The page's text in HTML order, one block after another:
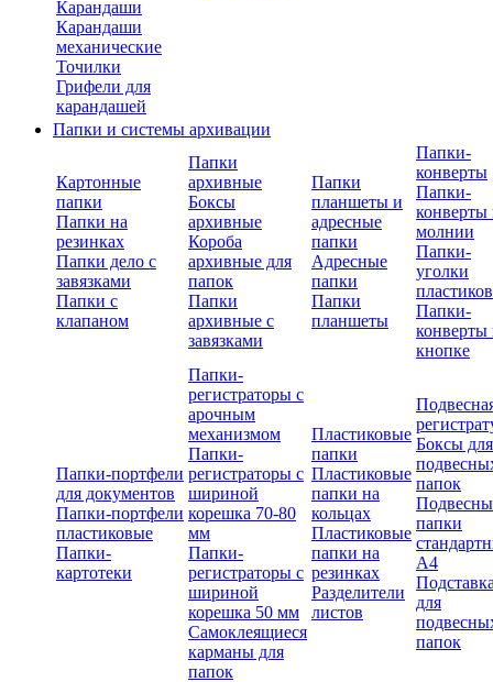
Карандаши
Карандаши
механические
Точилки
Грифели для
карандашей
Папки и системы архивации
Картонные
папки
Папки на
резинках
Папки дело с
завязками
Папки с
клапаном
Папки
архивные
Боксы
архивные
Короба
архивные для
папок
Папки
архивные с
завязками
Папки
планшеты и
адресные
папки
Адресные
папки
Папки
планшеты
Папки-
конверты
Папки-
конверты
молнии
Папки-
уголки
Папки-
конверты
кнопке
Папки-портфели
для документов
Папки-портфели
пластиковые
Папки-
картотеки
Папки-
регистраторы с
арочным
механизмом
Папки-
регистраторы с
шириной
корешка 70-80
мм
Папки-
регистраторы с
шириной
корешка 50 мм
Самоклеящиеся
карманы для
папок
Пластиковые
папки
Пластиковые
папки на
кольцах
Пластиковые
папки на
резинках
Разделители
листов
Боксы для
папок
папки
А4
для
папок